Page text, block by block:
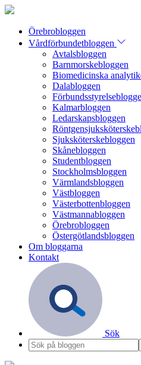
Örebrobloggen
Vårdförbundetbloggen
Avtalsbloggen
Barnmorskebloggen
Biomedicinska
Dalabloggen
Kalmarbloggen
Ledarskapsbloggen
Sjuksköterskebloggen
Skånebloggen
Studentbloggen
Stockholmsbloggen
Värmlandsbloggen
Västbloggen
Västerbottenbloggen
Västmannabloggen
Örebrobloggen
Östergötlandsbloggen
Om bloggarna
Kontakt
Sök